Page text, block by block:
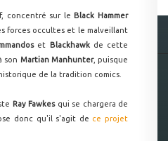
concentré sur le Black Hammer
forces occultes et le malveillant
et Blackhawkde cette
son Martian Manhunter, puisque
de la tradition comics.
Ray Fawkesqui se chargera de
donc qu'il s'agit de ce projet